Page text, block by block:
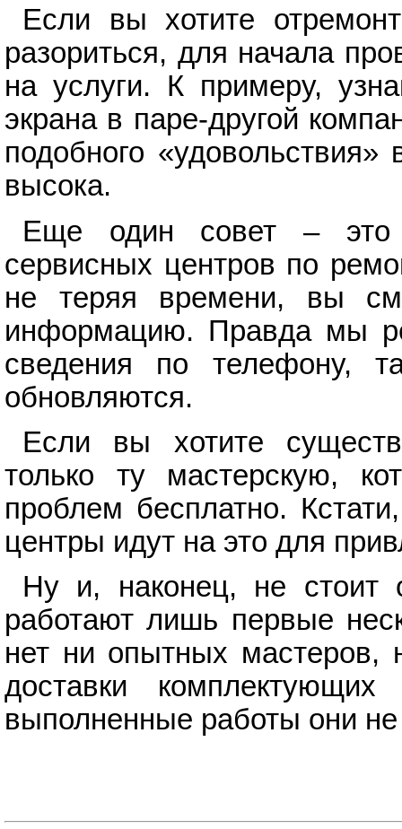
Если вы хотите
разориться, для начала
на услуги. К примеру,
экрана в паре-другой
подобного
высока.
Еще один совет – это
сервисных центров по
не теряя времени, вы
информацию. Правда мы
сведения по телефону,
обновляются.
Если вы хотите
только ту мастерскую,
проблем бесплатно.
центры идут на это для
Ну и, наконец, не стоит
работают лишь первые
нет ни опытных мастеров,
доставки
выполненные работы они не